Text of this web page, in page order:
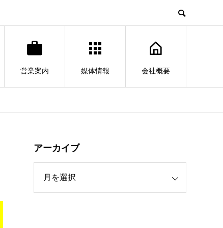
営業案内 媒体情報 会社概要
アーカイブ